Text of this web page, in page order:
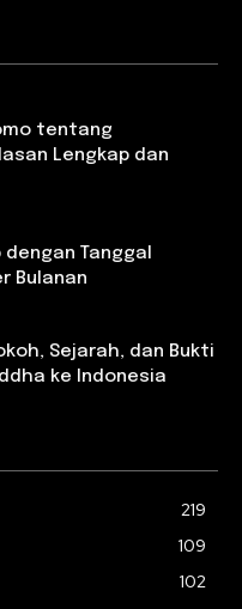
tentang
Lengkap dan
Tanggal
Bulanan
Sejarah, dan Bukti
ke Indonesia
219
109
102